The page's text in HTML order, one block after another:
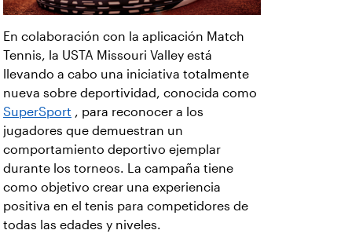
En colaboración con la aplicación Match
Tennis, la USTA Missouri Valley está
llevando a cabo una iniciativa totalmente
nueva sobre deportividad, conocida como
SuperSport , para reconocer a los
jugadores que demuestran un
comportamiento deportivo ejemplar
durante los torneos. La campaña tiene
como objetivo crear una experiencia
positiva en el tenis para competidores de
todas las edades y niveles.